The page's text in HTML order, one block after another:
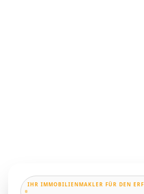
IHR IMMOBILIENMAKLER FÜR DEN